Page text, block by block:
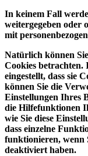
In keinem Fall
weitergegeben oder
mit
Natürlich können
Cookies betrachten.
eingestellt, dass sie
können Sie die
Einstellungen Ihres
die Hilfefunktionen
wie Sie diese
dass einzelne
funktionieren, wenn
deaktiviert haben.